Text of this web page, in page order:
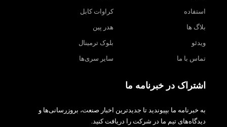
استفاده
بلاگ ها
ویدئو
تماس با ما
کراوات کابل
هدر پین
بلوک ترمینال
سایر سری‌ها
اشتراک در خبرنامه ما
به خبرنامه ما بپیوندید تا جدیدترین اخبار صنعت، بروزرسانی‌ها و
دیدگاه‌های تیم ما در شرکت را دریافت کنید.